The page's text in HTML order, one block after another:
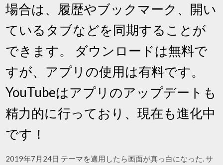
場合は、履歴やブックマーク、開い
ているタブなどを同期することが
できます。 ダウンロードは無料で
すが、アプリの使用は有料です。
YouTubeはアプリのアップデートも
精力的に行っており、現在も進化中
です！
2019年7月24日 テーマを適用したら画面が真っ白になった. サ